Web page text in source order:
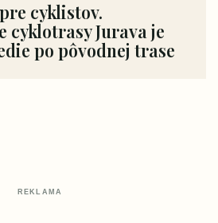
cyklistov.
cyklotrasy Jurava je
po pôvodnej trase
REKLAMA